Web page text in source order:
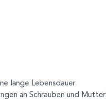
lange Lebensdauer.
an Schrauben und